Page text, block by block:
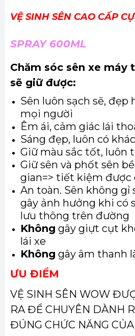
VỆ SINH SÊN CAO CẤP
SPRAY 600ML
Chăm sóc sên xe máy
sẽ giữ được:
Sên luôn sạch sẽ,
mọi người
Êm ái, cảm giác lái
Sáng đẹp, luôn có
Giữ màu sắc tốt, luôn
Giữ sên và phốt sên
gian=> tiết kiệm được
An toàn. Sên không gỉ
gây ảnh hưởng khi có
lưu thông trên đường
Không gây giựt cụt
lái xe
Không gây âm thanh
ƯU ĐIỂM
VỆ SINH SÊN WOW
RA ĐỂ CHUYÊN DÀNH
ĐÚNG CHỨC NĂNG